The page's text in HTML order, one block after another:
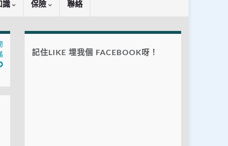
識 保險 聯絡
記住LIKE 埋我個 FACEBOOK呀！